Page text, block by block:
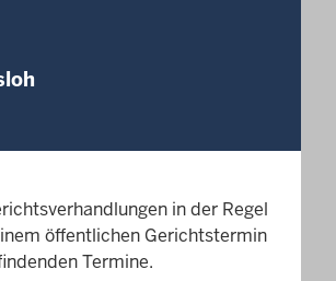
in der Regel
öffentlichen Gerichtstermin
Termine.